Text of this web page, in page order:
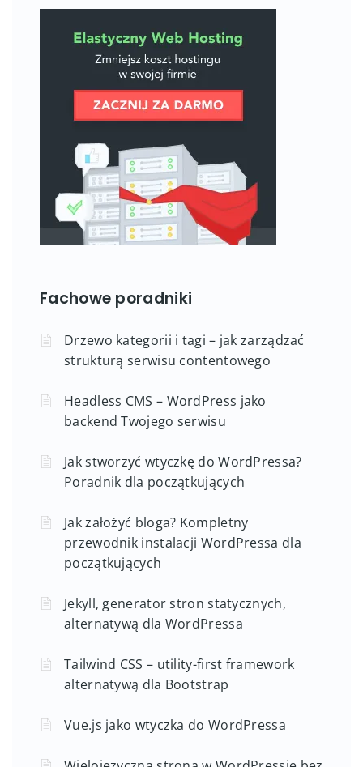
Fachowe poradniki
Drzewo kategorii i tagi – jak zarządzać
strukturą serwisu contentowego
Headless CMS – WordPress jako
backend Twojego serwisu
Jak stworzyć wtyczkę do WordPressa?
Poradnik dla początkujących
Jak założyć bloga? Kompletny
przewodnik instalacji WordPressa dla
początkujących
Jekyll, generator stron statycznych,
alternatywą dla WordPressa
Tailwind CSS – utility-first framework
alternatywą dla Bootstrap
Vue.js jako wtyczka do WordPressa